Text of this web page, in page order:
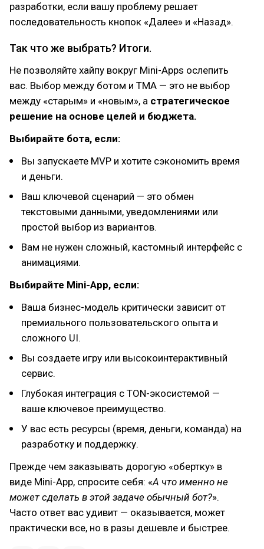
разработки, если вашу проблему решает
последовательность кнопок «Далее» и «Назад».
Так что же выбрать? Итоги.
Не позволяйте хайпу вокруг Mini-Apps ослепить
вас. Выбор между ботом и TMA — это не выбор
между «старым» и «новым», а стратегическое
решение на основе целей и бюджета.
Выбирайте бота, если:
Вы запускаете MVP и хотите сэкономить время
и деньги.
Ваш ключевой сценарий — это обмен
текстовыми данными, уведомлениями или
простой выбор из вариантов.
Вам не нужен сложный, кастомный интерфейс с
анимациями.
Выбирайте Mini-App, если:
Ваша бизнес-модель критически зависит от
премиального пользовательского опыта и
сложного UI.
Вы создаете игру или высокоинтерактивный
сервис.
Глубокая интеграция с TON-экосистемой —
ваше ключевое преимущество.
У вас есть ресурсы (время, деньги, команда) на
разработку и поддержку.
Прежде чем заказывать дорогую «обертку» в
виде Mini-App, спросите себя: «А что именно не
может сделать в этой задаче обычный бот?».
Часто ответ вас удивит — оказывается, может
практически все, но в разы дешевле и быстрее.